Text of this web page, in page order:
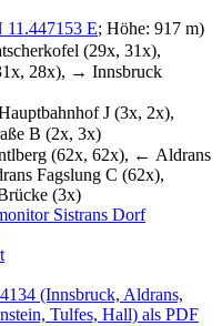
11.447153 E; Höhe: 917 m)
(29x, 31x),
28x), → Innsbruck
J (3x, 2x),
B (2x, 3x)
(62x, 62x), ← Aldrans
Fagslung C (62x),
(3x)
Sistrans Dorf
(Innsbruck, Aldrans,
Tulfes, Hall) als PDF